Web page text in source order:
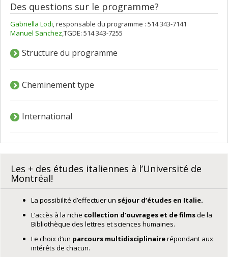
Des questions sur le programme?
Gabriella Lodi, responsable du programme : 514 343-7141
Manuel Sanchez,TGDE: 514 343-7255
Structure du programme
Cheminement type
International
Les + des études italiennes à l’Université de
Montréal!
La possibilité d’effectuer un séjour d’études en Italie.
L’accès à la riche collection d’ouvrages et de filmsde la
Bibliothèque des lettres et sciences humaines.
Le choix d’un parcours multidisciplinairerépondant aux
intérêts de chacun.